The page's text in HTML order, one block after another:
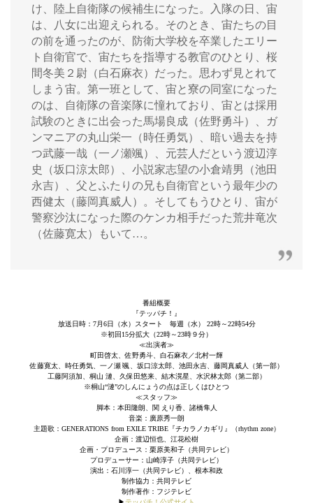
け、陸上自衛隊の候補生になった。入隊の日、宙
は、八女に出迎えられる。そのとき、宙たちの目
の前を通ったのが、防衛大学校を卒業したエリー
ト自衛官で、宙たちを指導する教官のひとり、桜
間冬美２尉（白石麻衣）だった。思わず見とれて
しまう宙。第一班として、宙と寮の同室になった
のは、自衛隊の音楽隊に憧れており、宙とは採用
試験のときに出会った馬場良成（佐野勇斗）、ガ
ンマニアの丸山栄一（時任勇気）、暗い過去を持
つ武藤一哉（一ノ瀬颯）、元芸人だという渡辺淳
史（坂口涼太郎）、小説家志望の小倉靖男（池田
永吉）、父とふたりの兄も自衛官という最年少の
西健太（藤岡真威人）。そしてもうひとり、宙が
警察沙汰になった際のケンカ相手だった荒井竜次
（佐藤寛太）もいて…。
番組概要
『テッパチ！』
放送日時：7月6日（水）スタート 毎週（水） 22時～22時54分
※初回15分拡大（22時～23時９分）
≪出演者≫
町田啓太、佐野勇斗、白石麻衣／北村一輝
佐藤寛太、時任勇気、一ノ瀬 颯、坂口涼太郎、池田永吉、藤岡真威人（第一部）
工藤阿須加、桐山 漣、久保田悠来、結木滉星、水沢林太郎（第二部）
※桐山“漣”のしんにょうの点は正しくはひとつ
≪スタッフ≫
脚本：本田隆朗、関 えり香、諸橋隼人
音楽：廣原秀一朗
主題歌：GENERATIONS from EXILE TRIBE『チカラノカギリ』（rhythm zone）
企画：渡辺恒也、江花松樹
企画・プロデュース：栗原美和子（共同テレビ）
プロデューサー：山崎淳子（共同テレビ）
演出：石川淳一（共同テレビ）、根本和政
制作協力：共同テレビ
制作著作：フジテレビ